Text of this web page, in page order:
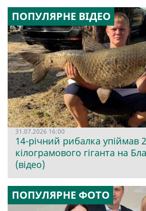
ПОПУЛЯРНЕ ВІДЕО
31.07.2026 16:00
14-річний рибалка упіймав
кілограмового гіганта на
(відео)
ПОПУЛЯРНЕ ФОТО